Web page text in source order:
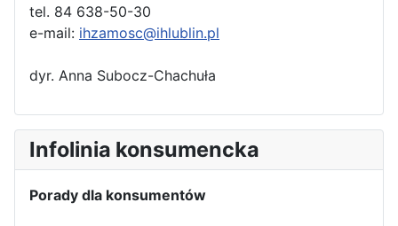
tel. 84 638-50-30
e-mail: ihzamosc@ihlublin.pl
dyr. Anna Subocz-Chachuła
Infolinia konsumencka
Porady dla konsumentów